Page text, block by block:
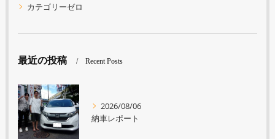
カテゴリーゼロ
最近の投稿 Recent Posts
2026/08/06
納車レポート